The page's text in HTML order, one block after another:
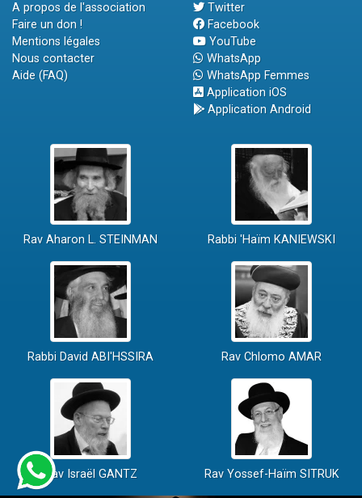
A propos de l'association
Faire un don !
Mentions légales
Nous contacter
Aide (FAQ)
Twitter
Facebook
YouTube
WhatsApp
WhatsApp Femmes
Application iOS
Application Android
Rav Aharon L. STEINMAN Rabbi 'Haïm KANIEWSKI
Rabbi David ABI'HSSIRA Rav Chlomo AMAR
Rav Israël GANTZ Rav Yossef-Haïm SITRUK